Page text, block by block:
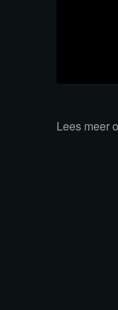
Lees meer